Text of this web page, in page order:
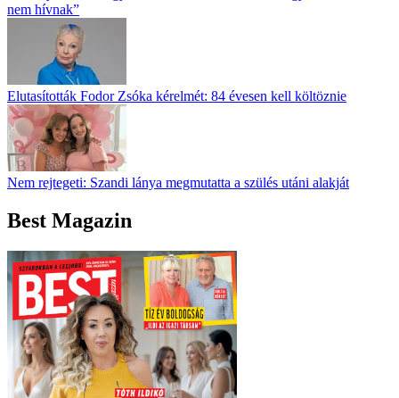
nem hívnak”
Elutasították Fodor Zsóka kérelmét: 84 évesen kell költöznie
Nem rejtegeti: Szandi lánya megmutatta a szülés utáni alakját
Best Magazin